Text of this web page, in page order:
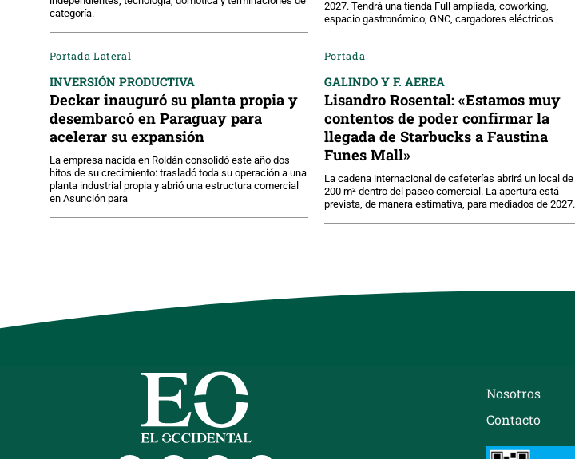
categoría.
2027. Tendrá una tienda Full ampliada, coworking,
espacio gastronómico, GNC, cargadores eléctricos
Portada Lateral
INVERSIÓN PRODUCTIVA
Deckar inauguró su planta propia y
desembarcó en Paraguay para
acelerar su expansión
La empresa nacida en Roldán consolidó este año dos
hitos de su crecimiento: trasladó toda su operación a una
planta industrial propia y abrió una estructura comercial
en Asunción para
Portada
GALINDO Y F. AEREA
Lisandro Rosental: «Estamos muy
contentos de poder confirmar la
llegada de Starbucks a Faustina
Funes Mall»
La cadena internacional de cafeterías abrirá un local de
200 m² dentro del paseo comercial. La apertura está
prevista, de manera estimativa, para mediados de 2027.
Nosotros
Contacto